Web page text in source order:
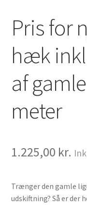
Pris for
hæk
af
meter
1.225,00 kr.
Trænger den gamle
udskiftning? Så er